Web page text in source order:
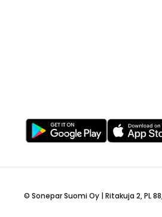
© Sonepar Suomi Oy | Ritakuja 2, PL